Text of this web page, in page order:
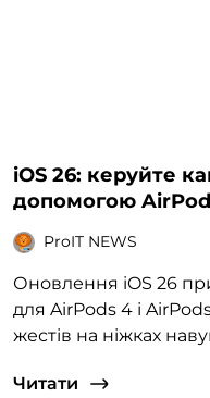
iOS 26: керуйте
допомогою
ProIT NEWS
Оновлення iOS 26
для AirPods 4 і
жестів на ніжках
Читати